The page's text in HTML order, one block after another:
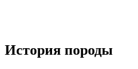
История породы